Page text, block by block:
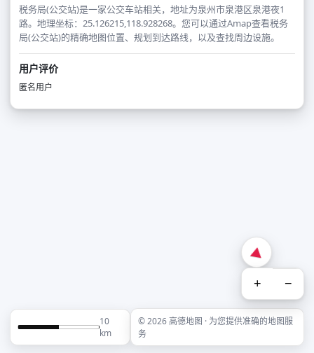
税务局(公交站)是一家公交车站相关，地址为泉州市泉港区泉港夜1
路。地理坐标：25.126215,118.928268。您可以通过Amap查看税务
局(公交站)的精确地图位置、规划到达路线，以及查找周边设施。
用户评价
匿名用户
+ −
10
km
© 2026 高德地图 · 为您提供准确的地图服
务